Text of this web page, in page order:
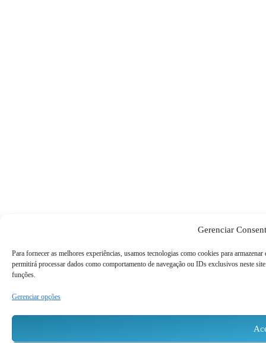
Gerenciar
Para fornecer as melhores experiências, usamos tecnologias como cookies para
permitirá processar dados como comportamento de navegação ou IDs exclusivos neste
funções.
Gerenciar opções